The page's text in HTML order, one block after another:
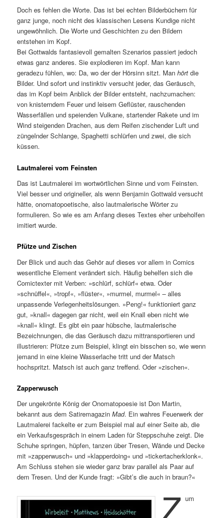
Doch es fehlen die Worte. Das ist bei echten Bilderbüchern für
ganz junge, noch nicht des klassischen Lesens Kundige nicht
ungewöhnlich. Die Worte und Geschichten zu den Bildern
entstehen im Kopf.
Bei Gottwalds fantasievoll gemalten Szenarios passiert jedoch
etwas ganz anderes. Sie explodieren im Kopf. Man kann
geradezu fühlen, wo: Da, wo der der Hörsinn sitzt. Manhört die
Bilder. Und sofort und instinktiv versucht jeder, das Geräusch,
das im Kopf beim Anblick der Bilder entsteht, nachzumachen:
von knisterndem Feuer und leisem Geflüster, rauschenden
Wasserfällen und speienden Vulkane, startender Rakete und im
Wind steigenden Drachen, aus dem Reifen zischender Luft und
züngelnder Schlange, Spaghetti schlürfen und zwei, die sich
küssen.
Lautmalerei vom Feinsten
Das ist Lautmalerei im wortwörtlichen Sinne und vom Feinsten.
Viel besser und origineller, als wenn Benjamin Gottwald versucht
hätte, onomatopoetische, also lautmalerische Wörter zu
formulieren. So wie es am Anfang dieses Textes eher unbeholfen
imitiert wurde.
Pfütze und Zischen
Der Blick und auch das Gehör auf dieses vor allem in Comics
wesentliche Element verändert sich. Häufig behelfen sich die
Comictexter mit Verben: »schlürf, schlürf« etwa. Oder
»schnüffel«, »tropf«, »flüster«, »murmel, murmel« – alles
unpassende Verlegenheitslösungen. »Peng!« funktioniert ganz
gut, »knall« dagegen gar nicht, weil ein Knall eben nicht wie
»knall« klingt. Es gibt ein paar hübsche, lautmalerische
Bezeichnungen, die das Geräusch dazu mittransportieren und
illustrieren: Pfütze zum Beispiel, klingt ein bisschen so, wie wenn
jemand in eine kleine Wasserlache tritt und der Matsch
hochspritzt. Matsch ist auch ganz treffend. Oder »zischen«.
Zapperwusch
Der ungekrönte König der Onomatopoesie ist Don Martin,
bekannt aus dem SatiremagazinMad. Ein wahres Feuerwerk der
Lautmalerei fackelte er zum Beispiel mal auf einer Seite ab, die
ein Verkaufsgespräch in einem Laden für Steppschuhe zeigt. Die
Schuhe springen, hüpfen, tanzen über Tresen, Wände und Decke
mit »zapperwusch« und »klapperdoing« und »tickertacherklonk«.
Am Schluss stehen sie wieder ganz brav parallel als Paar auf
dem Tresen. Und der Kunde fragt: »Gibt’s die auch in braun?«
Z um